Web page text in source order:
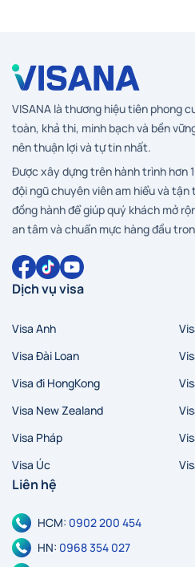
VISANA là thương hiệu tiên phong
toàn, khả thi, minh bạch và bền
nên thuận lợi và tự tin nhất.
Được xây dựng trên hành trình hơn
đội ngũ chuyên viên am hiểu và tận
đồng hành để giúp quý khách mở
an tâm và chuẩn mực hàng đầu
Dịch vụ visa
Visa Anh
Visa Đài Loan
Visa đi HongKong
Visa New Zealand
Visa Pháp
Visa Úc
Liên hệ
HCM: 0902 200 454
HN: 0968 354 027
Hà Nội